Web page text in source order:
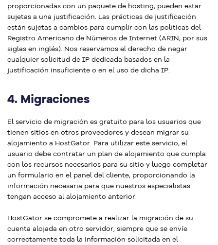
proporcionadas con un paquete de hosting, pueden estar
sujetas a una justificación. Las prácticas de justificación
están sujetas a cambios para cumplir con las políticas del
Registro Americano de Números de Internet (ARIN, por sus
siglas en inglés). Nos reservamos el derecho de negar
cualquier solicitud de IP dedicada basados en la
justificación insuficiente o en el uso de dicha IP.
4. Migraciones
El servicio de migración es gratuito para los usuarios que
tienen sitios en otros proveedores y desean migrar su
alojamiento a HostGator. Para utilizar este servicio, el
usuario debe contratar un plan de alojamiento que cumpla
con los recursos necesarios para su sitio y luego completar
un formulario en el panel del cliente, proporcionando la
información necesaria para que nuestros especialistas
tengan acceso al alojamiento anterior.
HostGator se compromete a realizar la migración de su
cuenta alojada en otro servidor, siempre que se envíe
correctamente toda la información solicitada en el